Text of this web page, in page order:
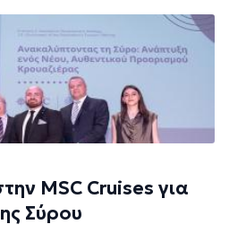
MSC Cruises για
Σύρου